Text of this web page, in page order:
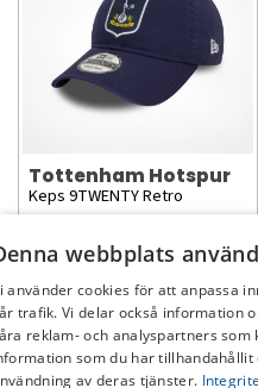
Tottenham Hotspur
Keps 9TWENTY Retro
449:-
webbplats
använder cookies för att anpassa
trafik. Vi delar också information
reklam- och analyspartners som
som du har
av deras tjänster.